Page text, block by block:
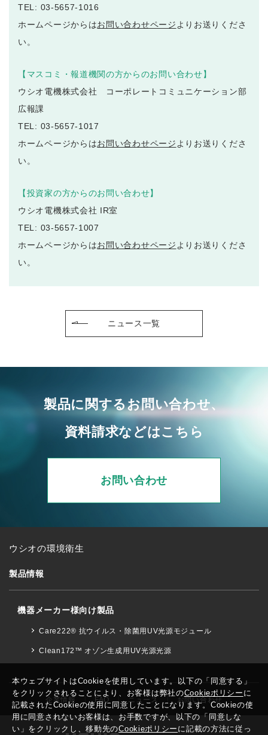
TEL: 03-5657-1016
ホームページからはお問い合わせページ よりお送りくださ
い。
【マスコミ・報道機関の方からのお問い合わせ】
ウシオ電機株式会社 コーポレートコミュニケーション部
広報課
TEL: 03-5657-1017
ホームページからはお問い合わせページ よりお送りくださ
い。
【投資家の方からのお問い合わせ】
ウシオ電機株式会社 IR室
TEL: 03-5657-1007
ホームページからはお問い合わせページ よりお送りくださ
い。
ニュース一覧
製品に関するお問い合わせ、
資料請求などはこちら
お問い合わせ
ウシオの環境衛生
製品情報
機器メーカー様向け製品
Care222® 抗ウイルス・除菌用UV光源モジュール
Clean172™ オゾン生成用UV光源光源
企業情報 FAQ ニュース お問い合わせ
本ウェブサイトはCookieを使用しています。以下の「同意する」
をクリックされることにより、お客様は弊社のCookieポリシー に
記載されたCookieの使用に同意したことになります。Cookieの使
用に同意されないお客様は、お手数ですが、以下の「同意しな
い」をクリックし、移動先のCookieポリシー に記載の方法に従っ